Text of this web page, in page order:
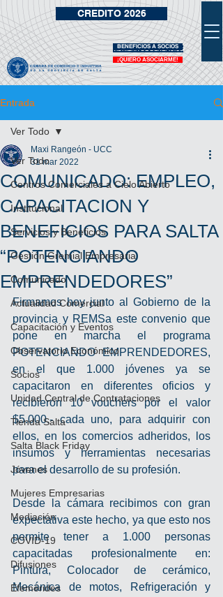
¡QUIERO ASOCIARME!
VIDRIERA DE BENEFICIOS
BENEFICIOS A SOCIOS
CREDITO 2026
Entrada
Ver Todo
Centros Comerciales a Cielo Abierto
Institucional
Servicios y Beneficios
Gestión Gremial Empresaria
Comunicado
Actualidad Comercial
Capacitación y Eventos
Observatorio Económico
Socios
Unidad Central de Contrataciones
Tienda Salta
Salta Black Friday
Jóvenes
Mujeres Empresarias
Mediación
COVID-19
Difusiones
Efemérides
Ver Todo
COMUNICADO: EMPLEO,
CAPACITACION Y
BENEFICIOS PARA SALTA
“POTENCIANDO
EMPRENDEDORES”
Maxi Rangeón - UCC
31 mar 2022
Firmamos hoy junto al Gobierno de la
provincia y REMSa este convenio que
pone en marcha el programa
POTENCIANDO EMPRENDEDORES,
en el que 1.000 jóvenes ya se
capacitaron en diferentes oficios y
recibieron 10 vouchers por el valor
$5.000.- cada uno, para adquirir con
ellos, en los comercios adheridos, los
insumos y herramientas necesarias
para el desarrollo de su profesión.
Desde la cámara recibimos con gran
expectativa este hecho, ya que esto nos
permite tener a 1.000 personas
capacitadas profesionalmente en:
Pintura, Colocador de cerámico,
Mecánica de motos, Refrigeración y